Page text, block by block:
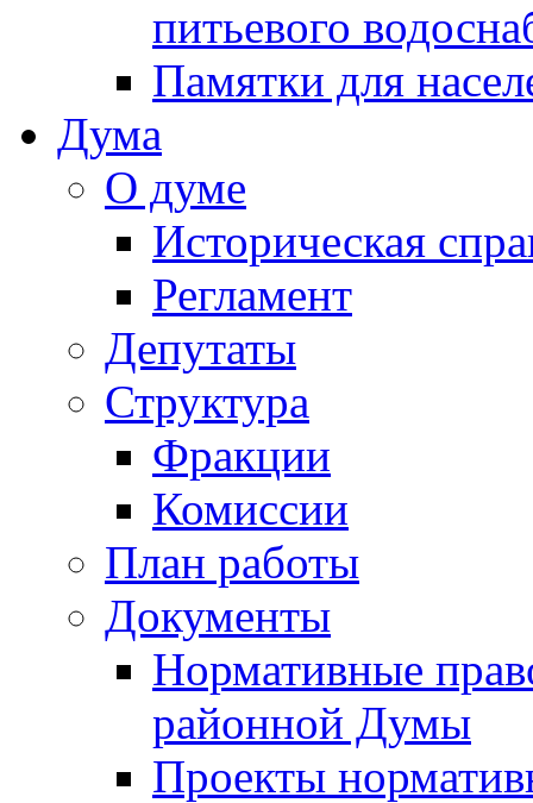
питьевого
Памятки для
Дума
О думе
Историческая
Регламент
Депутаты
Структура
Фракции
Комиссии
План работы
Документы
Нормативные
районной Думы
Проекты